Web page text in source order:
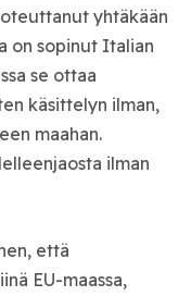
yhtäkään
on sopinut Italian
se ottaa
käsittelyn ilman,
maahan.
ilman
että
EU-maassa,